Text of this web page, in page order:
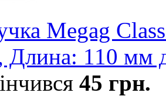
Megag
Длина: 110 мм
45 грн.